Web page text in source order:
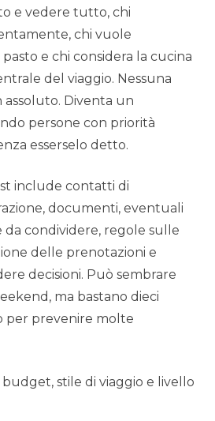
e vedere tutto, chi
chi vuole
e chi considera la cucina
del viaggio. Nessuna
assoluto. Diventa un
persone con priorità
esserselo detto.
include contatti di
documenti, eventuali
da condividere, regole sulle
delle prenotazioni e
decisioni. Può sembrare
ma bastano dieci
per prevenire molte
budget, stile di viaggio e livello